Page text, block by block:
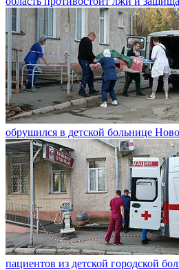
обрушился в детской больнице
пациентов из детской городской